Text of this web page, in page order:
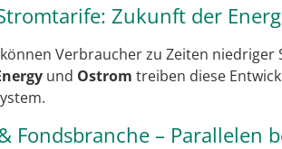
Zukunft der
Verbraucher zu Zeiten
und Ostrom treiben diese
Fondsbranche – Parallelen